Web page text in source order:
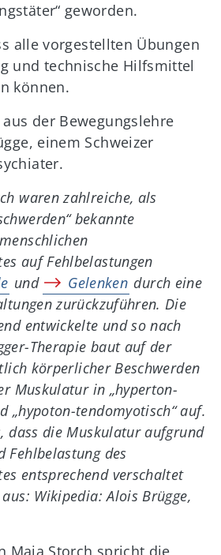
geworden.
alle vorgestellten Übungen
und technische Hilfsmittel
können.
der Bewegungslehre
einem Schweizer
waren zahlreiche, als
bekannte
auf Fehlbelastungen
und Gelenken durch eine
zurückzuführen. Die
entwickelte und so nach
Therapie baut auf der
körperlicher Beschwerden
Muskulatur in „hyperton-
„hypoton-tendomyotisch“ auf.
dass die Muskulatur aufgrund
Fehlbelastung des
entsprechend verschaltet
Wikipedia: Alois Brügge,
Maja Storch spricht die